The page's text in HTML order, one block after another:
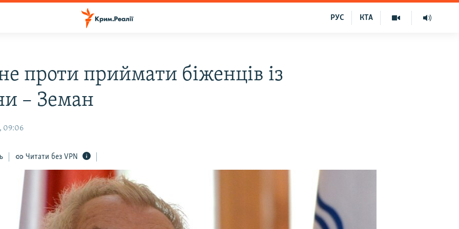
КТА
РУС
проти приймати біженців із
– Земан
09:06
Читати без VPN